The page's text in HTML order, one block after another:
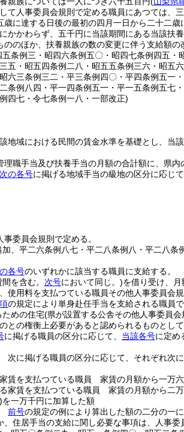
て人事委員会規則で定める職員にあつては、
歳に達する日後の最初の四月一日から二十二
かかわらず、五千円に当該期間にある当該扶
ののほか、扶養親族の数の変更に伴う支給額
条例三・昭四六条例五〇・昭四七条例四五
五・昭五四条例二八・昭五五条例三六・昭五
六三条例三二・平三条例四〇・平四条例五一
条例八四・平一四条例五一・平一五条例五七
四七・令七条例一八・一部改正)
地域における民間の賃金水準を基礎とし、当
理職手当及び扶養手当の月額の合計額に、県
次の各号に掲げる地域手当の級地の区分に応じて
委員会規則で定める。
、平二六条例八七・平二八条例八・平二八
各号のいずれかに該当する職員に支給する。
を含む。 次号において同じ。)を借り受け、
使用料を支払つている職員その他人事委員会
の規定により単身赴任手当を支給される職員
ための住宅(県が設置する公舎その他人事委員
との権衡上必要があると認められるものとし
に掲げる職員の区分に応じて、 当該各号に定め
次に掲げる職員の区分に応じて、それぞれ次
賃を支払つている職員 家賃の月額から一万
家賃を支払つている職員 家賃の月額から二
を一万千円に加算した額
前号の規定の例により算出した額の二分の一
、住居手当の支給に関し必要な事項は、人事委